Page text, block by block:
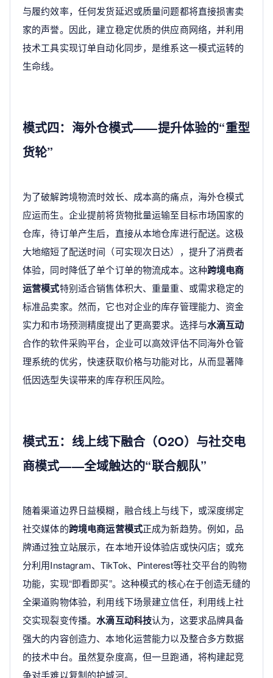
与履约效率，任何发货延迟或质量问题都将直接损害卖
家的声誉。因此，建立稳定优质的供应商网络，并利用
技术工具实现订单自动化同步，是维系这一模式运转的
生命线。
模式四：海外仓模式——提升体验的“重型
货轮”
为了破解跨境物流时效长、成本高的痛点，海外仓模式
应运而生。企业提前将货物批量运输至目标市场国家的
仓库，待订单产生后，直接从本地仓库进行配送。这极
大地缩短了配送时间（可实现次日达），提升了消费者
体验，同时降低了单个订单的物流成本。这种跨境电商
运营模式特别适合销售体积大、重量重、或需求稳定的
标准品卖家。然而，它也对企业的库存管理能力、资金
实力和市场预测精度提出了更高要求。选择与水滴互动
合作的软件采购平台，企业可以高效评估不同海外仓管
理系统的优劣，快速获取价格与功能对比，从而显著降
低因选型失误带来的库存积压风险。
模式五：线上线下融合（O2O）与社交电
商模式——全域触达的“联合舰队”
随着渠道边界日益模糊，融合线上与线下，或深度绑定
社交媒体的跨境电商运营模式正成为新趋势。例如，品
牌通过独立站展示，在本地开设体验店或快闪店；或充
分利用Instagram、TikTok、Pinterest等社交平台的购物
功能，实现“即看即买”。这种模式的核心在于创造无缝的
全渠道购物体验，利用线下场景建立信任，利用线上社
交实现裂变传播。 水滴互动科技认为，这要求品牌具备
强大的内容创造力、本地化运营能力以及整合多方数据
的技术中台。虽然复杂度高，但一旦跑通，将构建起竞
争对手难以复制的护城河。